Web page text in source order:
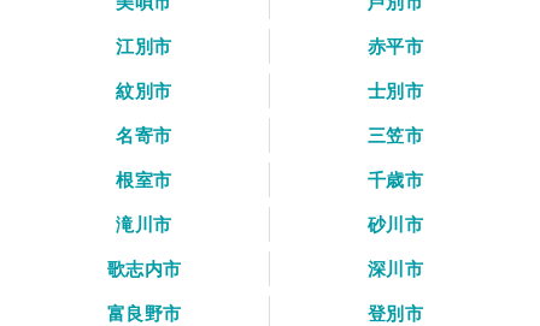
江別市
赤平市
紋別市
士別市
名寄市
三笠市
根室市
千歳市
滝川市
砂川市
歌志内市
深川市
富良野市
登別市